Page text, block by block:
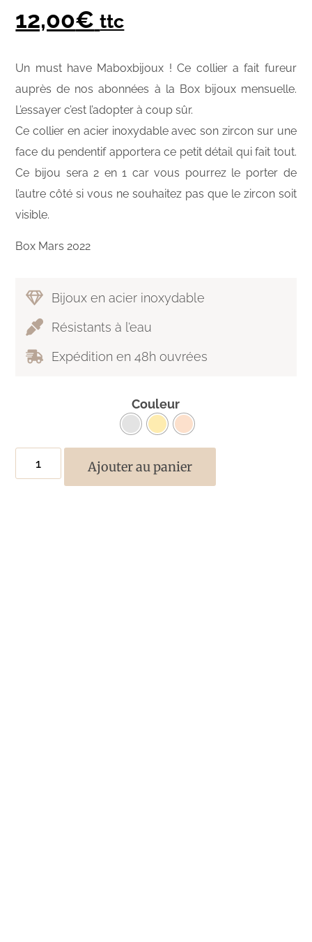
12,00€ ttc
Un must have Maboxbijoux ! Ce collier a fait fureur
auprès de nos abonnées à la Box bijoux mensuelle.
L’essayer c’est l’adopter à coup sûr.
Ce collier en acier inoxydable avec son zircon sur une
face du pendentif apportera ce petit détail qui fait tout.
Ce bijou sera 2 en 1 car vous pourrez le porter de
l’autre côté si vous ne souhaitez pas que le zircon soit
visible.
Box Mars 2022
Bijoux en acier inoxydable
Résistants à l’eau
Expédition en 48h ouvrées
Couleur
Ajouter au panier